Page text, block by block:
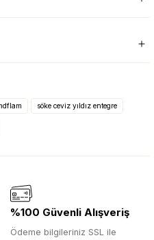
söke ceviz yıldız entegre
%100 Güvenli Alışveriş
Ödeme bilgileriniz SSL ile